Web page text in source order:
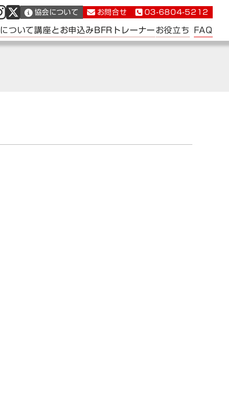
協会について お問合せ 03-6804-5212
ついて講座とお申込みBFRトレーナーお役立ち FAQ